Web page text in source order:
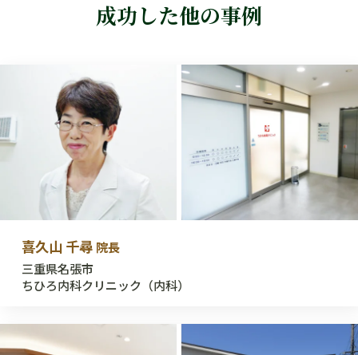
成功した他の事例
喜久山 千尋 院長
三重県名張市
ちひろ内科クリニック（内科）